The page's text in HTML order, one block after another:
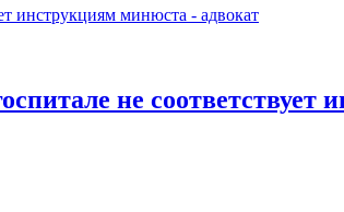
не соответствует